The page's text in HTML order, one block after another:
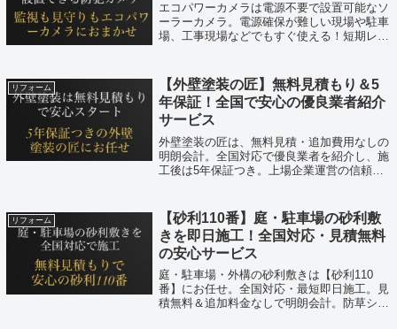
エコパワーカメラは電源不要で設置可能なソ
ーラーカメラ。電源確保が難しい現場や駐車
場、工事現場などでもすぐ使える！短期レン
リフォーム
【外壁塗装の匠】無料見積もり＆5
年保証！全国で安心の優良業者紹介
サービス
外壁塗装の匠は、無料見積・追加費用なしの
明朗会計。全国対応で優良業者を紹介し、施
工後は5年保証つき。上場企業運営の信頼性
リフォーム
【砂利110番】庭・駐車場の砂利敷
きを即日施工！全国対応・見積無料
の安心サービス
庭・駐車場・外構の砂利敷きは【砂利110
番】にお任せ。全国対応・最短即日施工。見
積無料＆追加料金なしで明朗会計。防草シー